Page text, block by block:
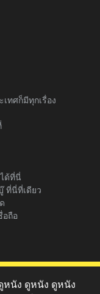
ทศก็มีทุกเรื่อง
ด้ที่นี่
ที่นี่ที่เดียว
อถือ
หนัง ดูหนัง ดูหนัง